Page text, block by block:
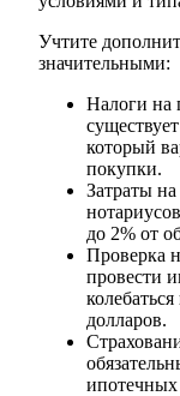
Учтите
значительными:
Налоги на
который
покупки.
Затраты
до 2% от
Проверка
провести
долларов.
ипотечных